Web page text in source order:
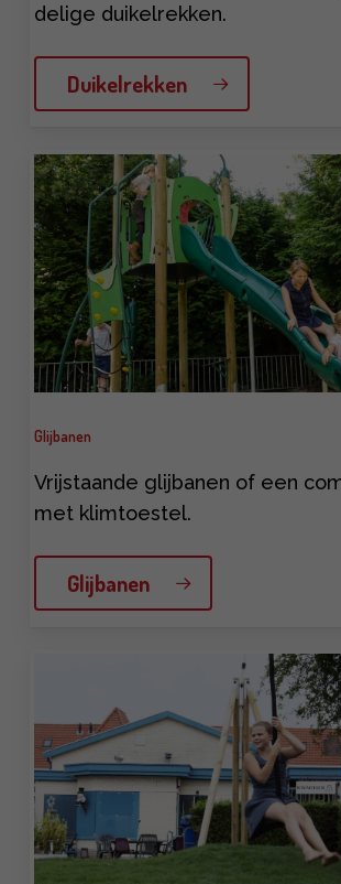
delige duikelrekken.
Duikelrekken
Glijbanen
Vrijstaande glijbanen of een
met klimtoestel.
Learn
more
Glijbanen